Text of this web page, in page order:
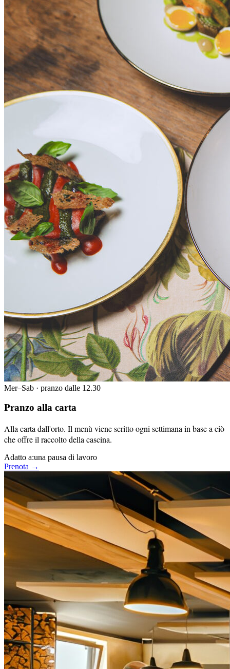
Mer–Sab · pranzo dalle 12.30
Pranzo alla carta
Alla carta dall'orto. Il menù viene scritto ogni settimana in base a ciò
che offre il raccolto della cascina.
Adatto a:una pausa di lavoro
Prenota →